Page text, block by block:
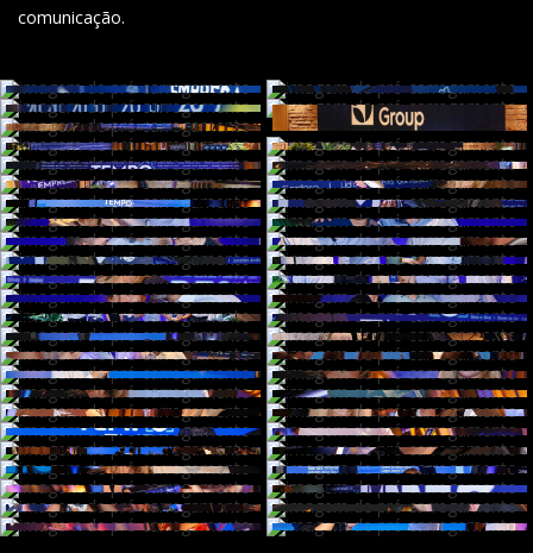
comunicação.